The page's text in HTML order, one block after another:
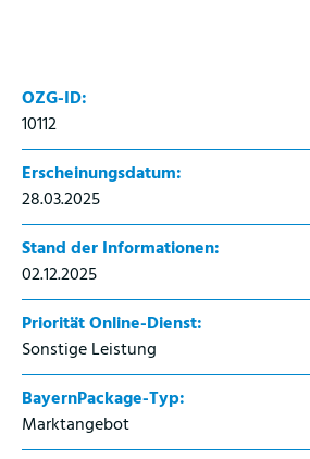
OZG-ID:
10112
Erscheinungsdatum:
28.03.2025
Stand der Informationen:
02.12.2025
Priorität Online-Dienst:
Sonstige Leistung
BayernPackage-Typ:
Marktangebot